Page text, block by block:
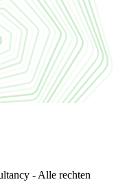
- Alle rechten